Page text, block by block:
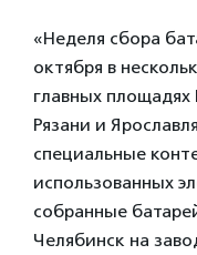
«Неделя сбора
октября в
главных
Рязани и
специальные
использованных
собранные
Челябинск на